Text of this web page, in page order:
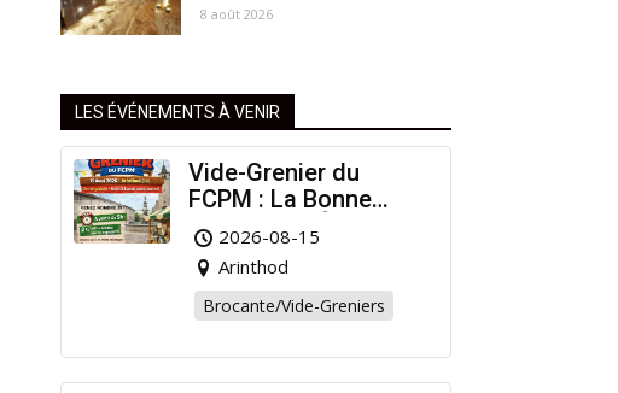
8 août 2026
LES ÉVÉNEMENTS À VENIR
Vide-Grenier du
FCPM : La Bonne
Affaire de l’Été à
Arinthod !
2026-08-15
Arinthod
Brocante/Vide-Greniers